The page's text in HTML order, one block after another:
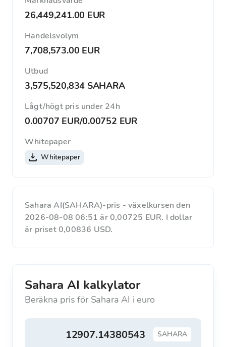
26,449,241.00 EUR
Handelsvolym
7,708,573.00 EUR
Utbud
3,575,520,834 SAHARA
Lågt/högt pris under 24h
0.00707 EUR/0.00752 EUR
Whitepaper
Whitepaper
Sahara AI(SAHARA)-pris - växelkursen den
2026-08-08 06:51 är 0,00725 EUR. I dollar
är priset 0,00836 USD.
Sahara AI kalkylator
Beräkna pris för Sahara AI i euro
SAHARA